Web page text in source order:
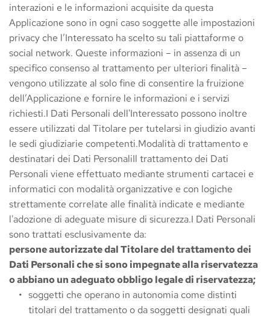
interazioni e le informazioni acquisite da questa
Applicazione sono in ogni caso soggette alle impostazioni
privacy che l’Interessato ha scelto su tali piattaforme o
social network. Queste informazioni – in assenza di un
specifico consenso al trattamento per ulteriori finalità –
vengono utilizzate al solo fine di consentire la fruizione
dell’Applicazione e fornire le informazioni e i servizi
richiesti.I Dati Personali dell'Interessato possono inoltre
essere utilizzati dal Titolare per tutelarsi in giudizio avanti
le sedi giudiziarie competenti.Modalità di trattamento e
destinatari dei Dati PersonaliIl trattamento dei Dati
Personali viene effettuato mediante strumenti cartacei e
informatici con modalità organizzative e con logiche
strettamente correlate alle finalità indicate e mediante
l'adozione di adeguate misure di sicurezza.I Dati Personali
sono trattati esclusivamente da:
persone autorizzate dal Titolare del trattamento dei
Dati Personali che si sono impegnate alla riservatezza
o abbiano un adeguato obbligo legale di riservatezza;
soggetti che operano in autonomia come distinti
titolari del trattamento o da soggetti designati quali